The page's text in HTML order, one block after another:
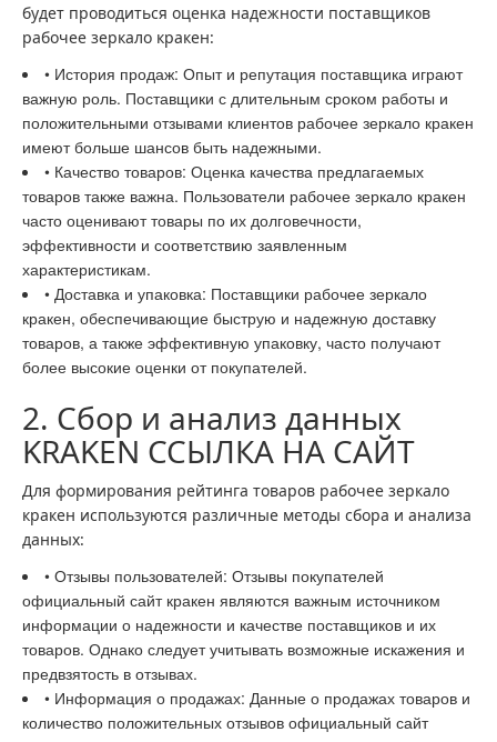
будет проводиться оценка надежности поставщиков
рабочее зеркало кракен:
• История продаж: Опыт и репутация поставщика играют
важную роль. Поставщики с длительным сроком работы и
положительными отзывами клиентов рабочее зеркало кракен
имеют больше шансов быть надежными.
• Качество товаров: Оценка качества предлагаемых
товаров также важна. Пользователи рабочее зеркало кракен
часто оценивают товары по их долговечности,
эффективности и соответствию заявленным
характеристикам.
• Доставка и упаковка: Поставщики рабочее зеркало
кракен, обеспечивающие быструю и надежную доставку
товаров, а также эффективную упаковку, часто получают
более высокие оценки от покупателей.
2. Сбор и анализ данных
KRAKEN ССЫЛКА НА САЙТ
Для формирования рейтинга товаров рабочее зеркало
кракен используются различные методы сбора и анализа
данных:
• Отзывы пользователей: Отзывы покупателей
официальный сайт кракен являются важным источником
информации о надежности и качестве поставщиков и их
товаров. Однако следует учитывать возможные искажения и
предвзятость в отзывах.
• Информация о продажах: Данные о продажах товаров и
количество положительных отзывов официальный сайт